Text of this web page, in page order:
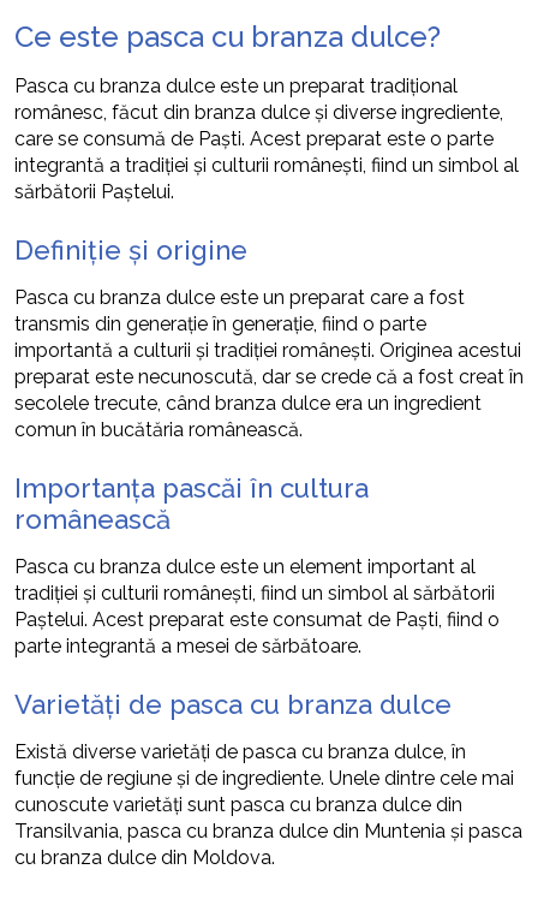
Ce este pasca cu branza dulce?
Pasca cu branza dulce este un preparat tradițional
românesc, făcut din branza dulce și diverse ingrediente,
care se consumă de Paști. Acest preparat este o parte
integrantă a tradiției și culturii românești, fiind un simbol al
sărbătorii Paștelui.
Definiție și origine
Pasca cu branza dulce este un preparat care a fost
transmis din generație în generație, fiind o parte
importantă a culturii și tradiției românești. Originea acestui
preparat este necunoscută, dar se crede că a fost creat în
secolele trecute, când branza dulce era un ingredient
comun în bucătăria românească.
Importanța pascăi în cultura
românească
Pasca cu branza dulce este un element important al
tradiției și culturii românești, fiind un simbol al sărbătorii
Paștelui. Acest preparat este consumat de Paști, fiind o
parte integrantă a mesei de sărbătoare.
Varietăți de pasca cu branza dulce
Există diverse varietăți de pasca cu branza dulce, în
funcție de regiune și de ingrediente. Unele dintre cele mai
cunoscute varietăți sunt pasca cu branza dulce din
Transilvania, pasca cu branza dulce din Muntenia și pasca
cu branza dulce din Moldova.